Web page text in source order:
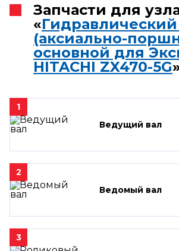
Запчасти для
«Гидравлический
(аксиально-
основной для
HITACHI ZX470-5G
1
Ведущий вал
2
Ведомый вал
3